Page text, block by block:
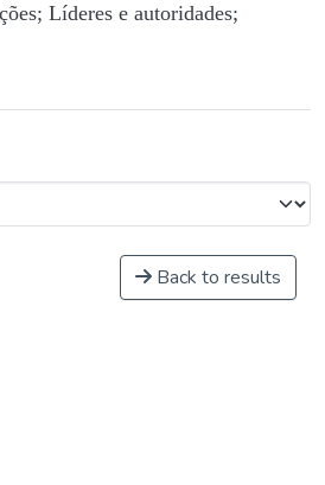
Líderes e autoridades;
Back to results